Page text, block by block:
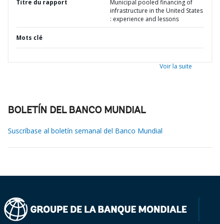
Titre du rapport
Municipal pooled financing of
infrastructure in the United States
: experience and lessons
Mots clé
Voir la suite
BOLETÍN DEL BANCO MUNDIAL
Suscríbase al boletín semanal del Banco Mundial